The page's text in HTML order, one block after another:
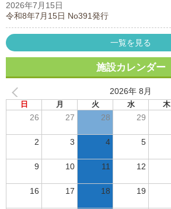
2026年7月15日
令和8年7月15日 No391発行
一覧を見る
施設カレンダー
2026年 8月
日 月 火 水 木
26 27 28 29
2 3 4 5
9 10 11 12
16 17 18 19